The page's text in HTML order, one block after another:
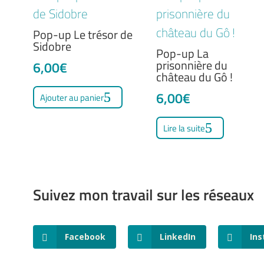
Pop-up Le trésor de
Sidobre
6,00€
Ajouter au panier
Pop-up La
prisonnière du
château du Gô !
6,00€
Lire la suite
Suivez mon travail sur les réseaux
Facebook LinkedIn